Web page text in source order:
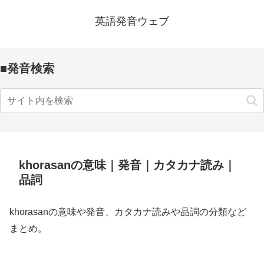
英語発音ウェブ
■発音検索
khorasanの意味｜発音｜カタカナ読み｜
品詞
khorasanの意味や発音、カタカナ読みや品詞の分類など
まとめ。